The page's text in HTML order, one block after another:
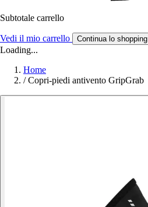
Subtotale carrello
Vedi il mio carrello Continua lo shopping
Loading...
Home
/ Copri-piedi antivento GripGrab